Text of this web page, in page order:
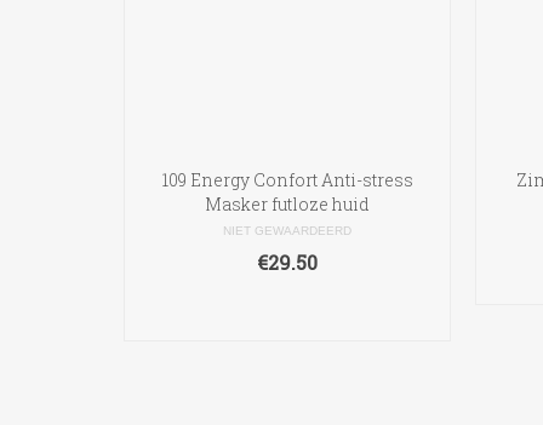
109 Energy Confort Anti-stress
Masker futloze huid
NIET GEWAARDEERD
€29.50